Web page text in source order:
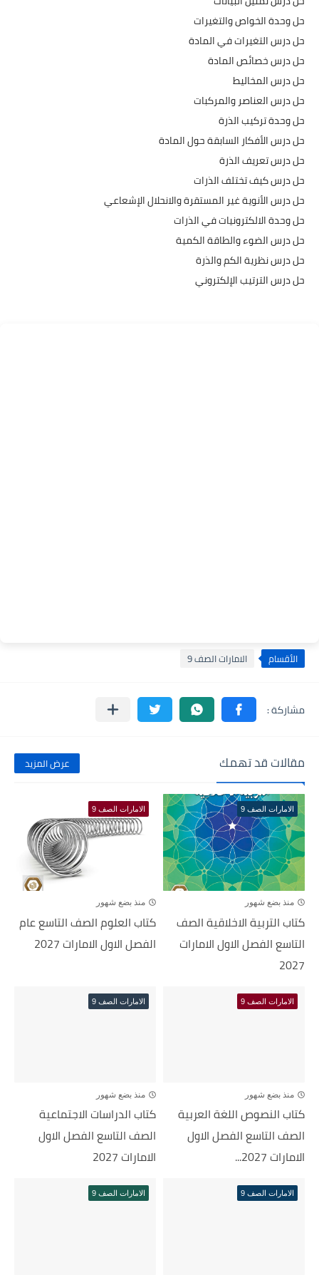
حل وحدة الخواص والتغيرات
حل درس التغيرات في المادة
حل درس خصائص المادة
حل درس المخاليط
حل درس العناصر والمركبات
حل وحدة تركيب الذرة
حل درس الأفكار السابقة حول المادة
حل درس تعريف الذرة
حل درس كيف تختلف الذرات
حل درس الأنوية غير المستقرة والانحلال الإشعاعي
حل وحدة الالكترونيات في الذرات
حل درس الضوء والطاقة الكمية
حل درس نظرية الكم والذرة
حل درس الترتيب الإلكتروني
الأقسام الامارات الصف 9
مقالات قد تهمك عرض المزيد
الامارات الصف 9
منذ بضع شهور
كتاب التربية الاخلاقية الصف
التاسع الفصل الاول الامارات
2027
الامارات الصف 9
منذ بضع شهور
كتاب العلوم الصف التاسع عام
الفصل الاول الامارات 2027
الامارات الصف 9
منذ بضع شهور
كتاب النصوص اللغة العربية
الصف التاسع الفصل الاول
الامارات 2027...
الامارات الصف 9
منذ بضع شهور
كتاب الدراسات الاجتماعية
الصف التاسع الفصل الاول
الامارات 2027
الامارات الصف 9 الامارات الصف 9